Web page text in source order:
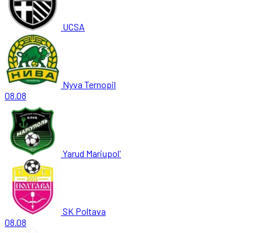
UCSA
Nyva Ternopil
08.08
Yarud Mariupol'
SK Poltava
08.08